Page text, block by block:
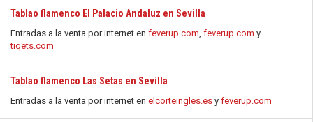
Tablao flamenco El Palacio Andaluz en Sevilla
Entradas a la venta por internet en feverup.com, feverup.com y
tiqets.com
Tablao flamenco Las Setas en Sevilla
Entradas a la venta por internet en elcorteingles.es y feverup.com